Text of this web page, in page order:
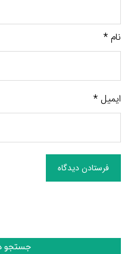
نام*
ایمیل*
فرستادن دیدگاه
جستجو